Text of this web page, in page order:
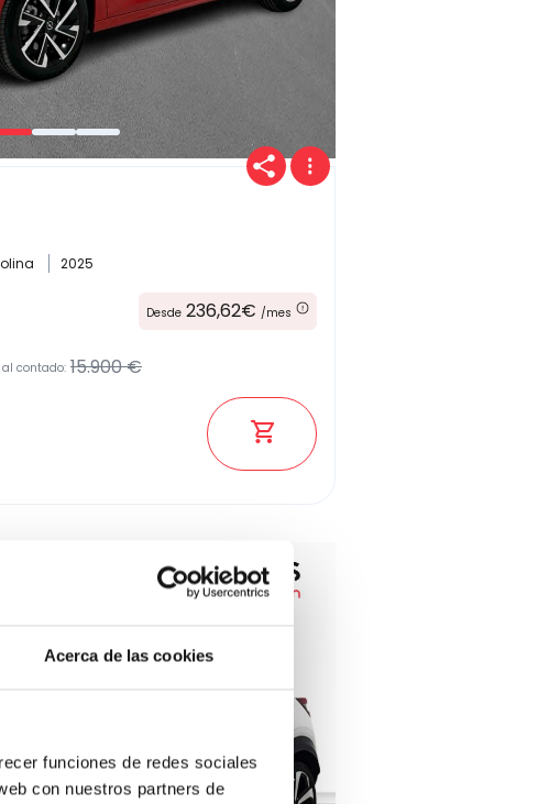
Acerca de las cookies
funciones de redes sociales
con nuestros partners de
Transmisión
Sin resultados
2025
Desde 236,62€ /mes
al contado: 15.900 €